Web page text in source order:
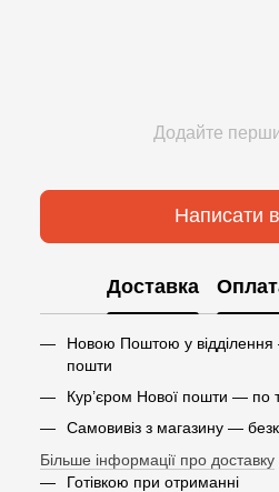
Додайте
Написати
Доставка
Новою Поштою у
пошти
Кур’єром Нової пошти — по
Самовивіз з магазину —
Більше інформації про доставку
Готівкою при отриманні